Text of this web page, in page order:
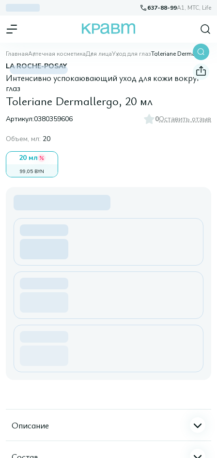
637-88-99A1, МТС, Life
ГлавнаяАптечная косметикаДля лицаУход для глаз Toleriane Dermallergo, 20 мл
LA ROCHE-POSAY
Интенсивно успокаювающий уход для кожи вокруг
глаз
Toleriane Dermallergo, 20 мл
Артикул:0380359606 0Оставить отзыв
Объем, мл: 20
20 мл
99,05 BYN
Описание